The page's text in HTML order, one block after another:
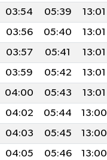
03:54 05:39 13:01
03:56 05:40 13:01
03:57 05:41 13:01
03:59 05:42 13:01
04:00 05:43 13:01
04:02 05:44 13:00
04:03 05:45 13:00
04:05 05:46 13:00